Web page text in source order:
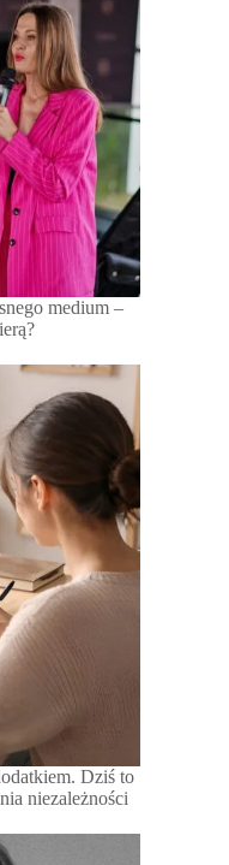
medium –
Dziś to
niezależności